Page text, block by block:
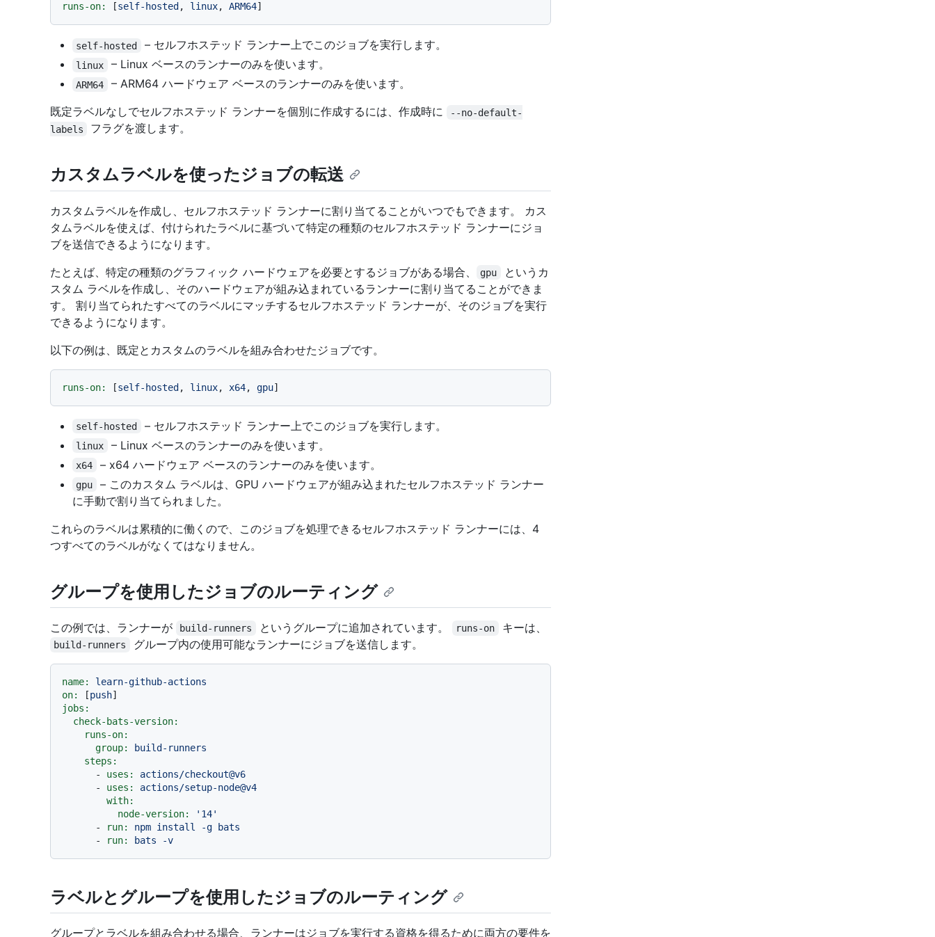
runs-on: [self-hosted , linux, ARM64
self-hosted – セルフホステッド ランナー上でこのジョブを実行します。
linux – Linux ベースのランナーのみを使います。
ARM64
– ARM64 ハードウェア ベースのランナーのみを使います。
既定ラベルなしでセルフホステッド ランナーを個別に作成するには、作成時に
--no-default-
labels
フラグを渡します。
カスタムラベルを使ったジョブの転送
カスタムラベルを作成し、セルフホステッド ランナーに割り当てることがいつでもできます。 カス
タムラベルを使えば、付けられたラベルに基づいて特定の種類のセルフホステッド ランナーにジョ
ブを送信できるようになります。
たとえば、特定の種類のグラフィック ハードウェアを必要とするジョブがある場合、
gpu
というカ
スタム ラベルを作成し、そのハードウェアが組み込まれているランナーに割り当てることができま
す。 割り当てられたすべてのラベルにマッチするセルフホステッド ランナーが、そのジョブを実行
できるようになります。
以下の例は、既定とカスタムのラベルを組み合わせたジョブです。
runs-on: [self-hosted, linux, x64, gpu
self-hosted – セルフホステッド ランナー上でこのジョブを実行します。
linux – Linux ベースのランナーのみを使います。
x64 – x64 ハードウェア ベースのランナーのみを使います。
gpu
– このカスタム ラベルは、GPU ハードウェアが組み込まれたセルフホステッド ランナー
に手動で割り当てられました。
これらのラベルは累積的に働くので、このジョブを処理できるセルフホステッド ランナーには、4
つすべてのラベルがなくてはなりません。
グループを使用したジョブのルーティング
この例では、ランナーが build-runners というグループに追加されています。 runs-on キーは、
build-runners グループ内の使用可能なランナーにジョブを送信します。
name:
learn-github-actions
on:
[push
jobs:
check-bats-version:
runs-on:
group:
build-runners
steps:
-
uses:
actions/checkout@v6
-
uses:
actions/setup-node@v4
with:
node-version:
'14'
-
run: npm install -g
bats
-
run: bats -v
ラベルとグループを使用したジョブのルーティング
グループとラベルを組み合わせる場合、ランナーはジョブを実行する資格を得るために両方の要件を